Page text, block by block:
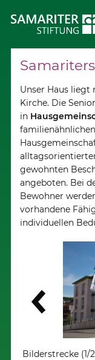
Unser Haus
Kirche. Die
in
gewohnten
angeboten. Bei
Bewohner
vorhandene
individuellen
Bilderstrecke (1/